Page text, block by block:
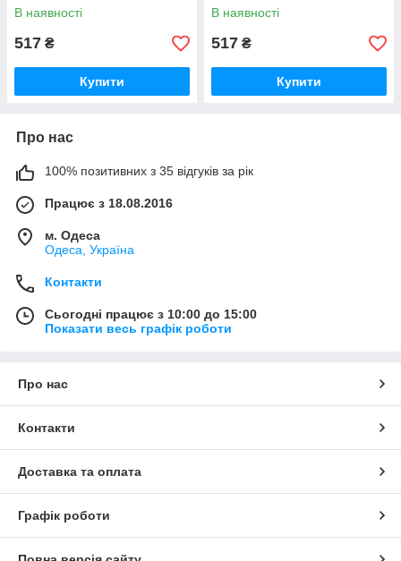
В наявності
517 ₴
Купити
В наявності
517 ₴
Купити
Про нас
100% позитивних з 35 відгуків за рік
Працює з 18.08.2016
м. Одеса
Одеса, Україна
Контакти
Сьогодні працює з 10:00 до 15:00
Показати весь графік роботи
Про нас
Контакти
Доставка та оплата
Графік роботи